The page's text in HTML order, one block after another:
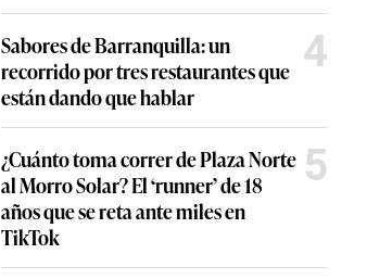
Sabores de Barranquilla: un
recorrido por tres restaurantes que
están dando que hablar
4
¿Cuánto toma correr de Plaza Norte
al Morro Solar? El ‘runner’ de 18
años que se reta ante miles en
TikTok
5